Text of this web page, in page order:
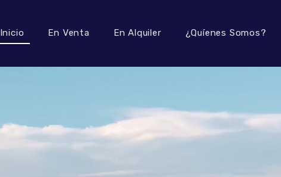
Inicio En Venta En Alquiler ¿Quíenes Somos?